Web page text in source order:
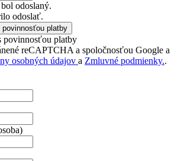
odoslaný.
odoslať.
povinnosťou platby
reCAPTCHA a spoločnosťou Google a
osobných údajov a Zmluvné podmienky..